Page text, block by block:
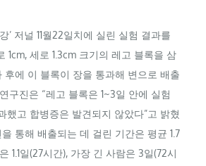
’ 저널 11월22일치에 실린 실험 결과를
1cm, 세로 1.3cm 크기의 레고 블록을 삼
후에 이 블록이 장을 통과해 변으로 배출
구진은 “레고 블록은 1~3일 안에 실험
했고 합병증은 발견되지 않았다”고 밝혔
통해 배출되는 데 걸린 기간은 평균 1.7
1.1일(27시간), 가장 긴 사람은 3일(72시